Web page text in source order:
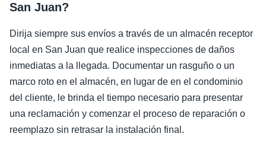
San Juan?
Dirija siempre sus envíos a través de un almacén receptor
local en San Juan que realice inspecciones de daños
inmediatas a la llegada. Documentar un rasguño o un
marco roto en el almacén, en lugar de en el condominio
del cliente, le brinda el tiempo necesario para presentar
una reclamación y comenzar el proceso de reparación o
reemplazo sin retrasar la instalación final.